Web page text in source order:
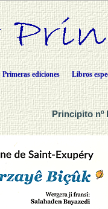
Primeras ediciones Libros
Principito nº